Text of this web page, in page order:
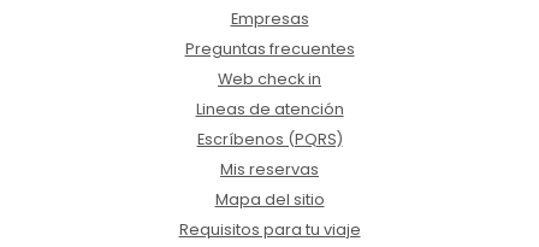
Empresas
Preguntas frecuentes
Web check in
Lineas de atención
Escríbenos (PQRS)
Mis reservas
Mapa del sitio
Requisitos para tu viaje